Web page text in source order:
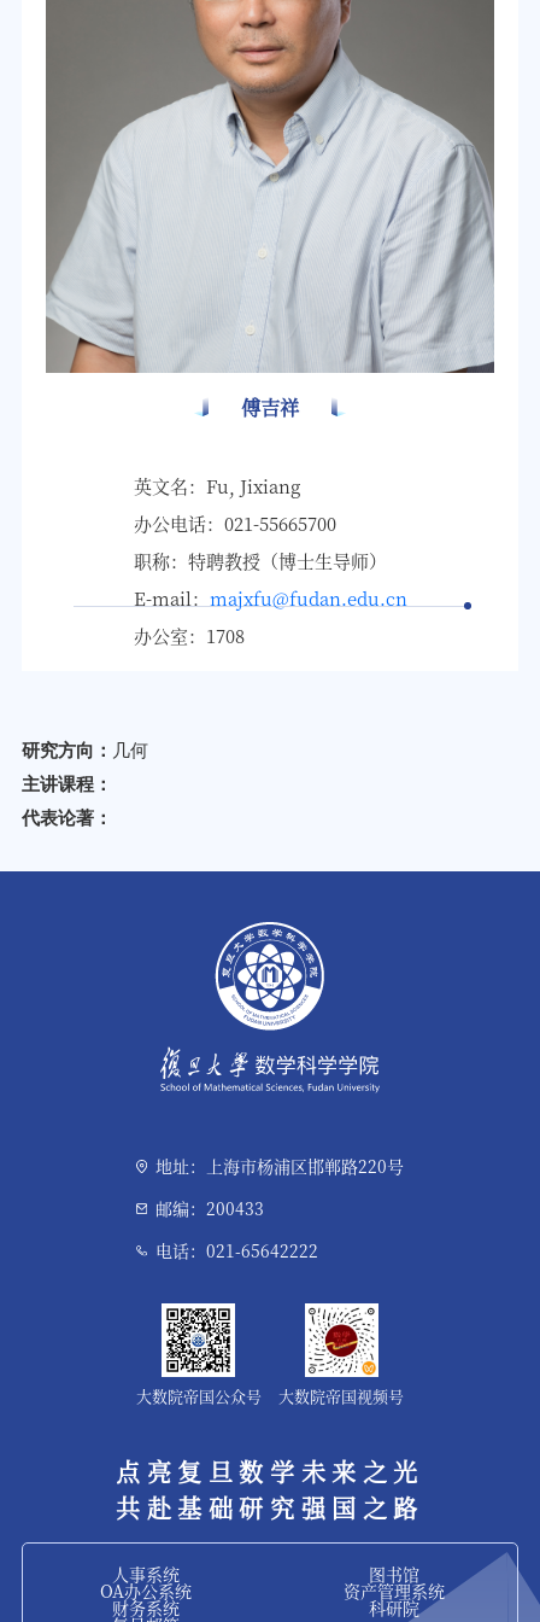
傅吉祥
英文名：Fu, Jixiang
办公电话：021-55665700
职称：特聘教授（博士生导师）
E-mail： majxfu@fudan.edu.cn
办公室：1708
研究方向： 几何
主讲课程：
代表论著：
地址：上海市杨浦区邯郸路220号
邮编：200433
电话：021-65642222
大数院帝国公众号 大数院帝国视频号
点亮复旦数学未来之光
共赴基础研究强国之路
人事系统 图书馆
OA办公系统 资产管理系统
财务系统 科研院